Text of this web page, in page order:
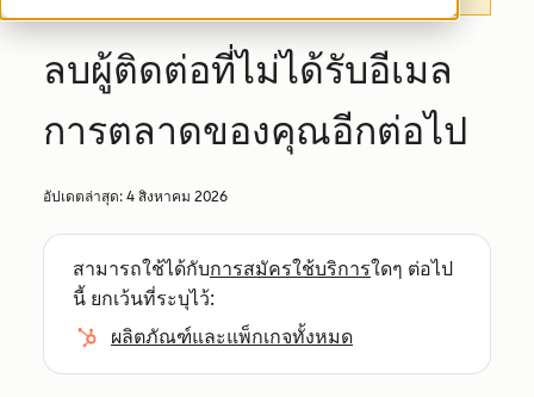
ลบผู้ติดต่อที่ไม่ได้รับอีเมล
การตลาดของคุณอีกต่อไป
อัปเดตล่าสุด: 4 สิงหาคม 2026
สามารถใช้ได้กับการสมัครใช้บริการใดๆ ต่อไป
นี้ ยกเว้นที่ระบุไว้:
ผลิตภัณฑ์และแพ็กเกจทั้งหมด